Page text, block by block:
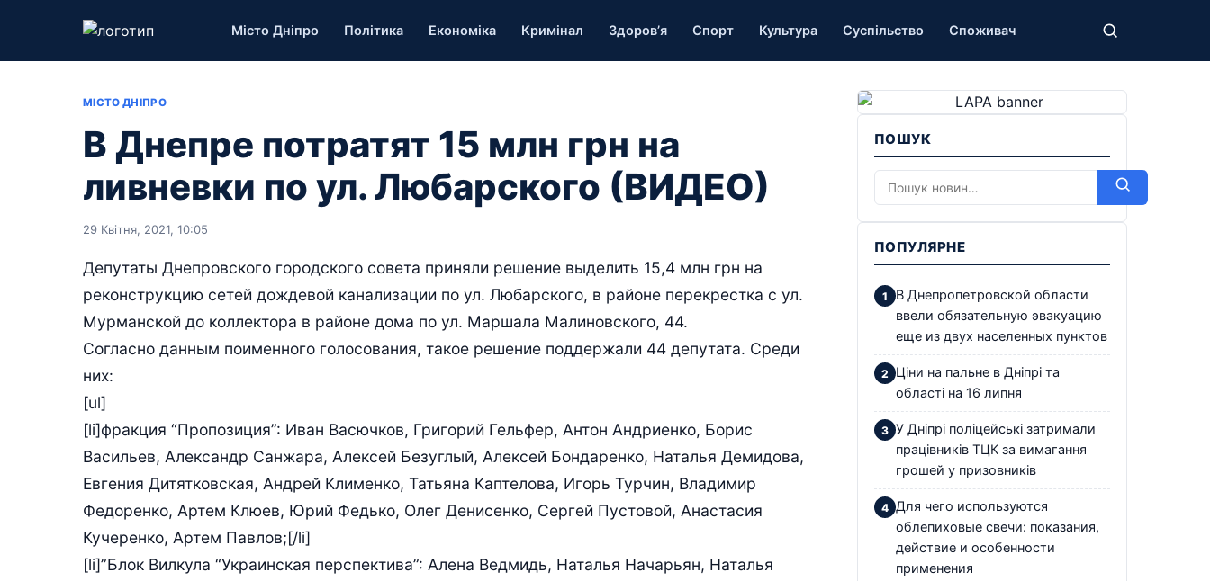
Місто Дніпро Політика Економіка Кримінал Здоров’я Спорт Культура Суспільство Споживач
МІСТО ДНІПРО
В Днепре потратят 15 млн грн на
ливневки по ул. Любарского (ВИДЕО)
29 Квітня, 2021, 10:05
Депутаты Днепровского городского совета приняли решение выделить 15,4 млн грн на
реконструкцию сетей дождевой канализации по ул. Любарского, в районе перекрестка с ул.
Мурманской до коллектора в районе дома по ул. Маршала Малиновского, 44.
Согласно данным поименного голосования, такое решение поддержали 44 депутата. Среди
них:
[ul]
[li]фракция “Пропозиция”: Иван Васючков, Григорий Гельфер, Антон Андриенко, Борис
Васильев, Александр Санжара, Алексей Безуглый, Алексей Бондаренко, Наталья Демидова,
Евгения Дитятковская, Андрей Клименко, Татьяна Каптелова, Игорь Турчин, Владимир
Федоренко, Артем Клюев, Юрий Федько, Олег Денисенко, Сергей Пустовой, Анастасия
Кучеренко, Артем Павлов;[/li]
[li]”Блок Вилкула “Украинская перспектива”: Алена Ведмидь, Наталья Начарьян, Наталья
ПОШУК
ПОПУЛЯРНЕ
В Днепропетровской области
ввели обязательную эвакуацию
еще из двух населенных пунктов
Ціни на пальне в Дніпрі та
області на 16 липня
У Дніпрі поліцейські затримали
працівників ТЦК за вимагання
грошей у призовників
Для чего используются
облепиховые свечи: показания,
действие и особенности
применения